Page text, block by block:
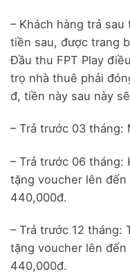
– Khách hàng trả
tiền sau, được trang
Đầu thu FPT Play
trọ nhà thuê phải
đ, tiền này sau này
– Trả trước 03 tháng:
– Trả trước 06 tháng:
tặng voucher lên
440,000đ.
– Trả trước 12 tháng:
tặng voucher lên
440,000đ.